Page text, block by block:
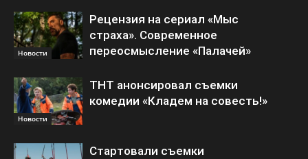
Новости
Рецензия на сериал «Мыс
страха». Современное
переосмысление «Палачей»
Новости
ТНТ анонсировал съемки
комедии «Кладем на совесть!»
Стартовали съемки